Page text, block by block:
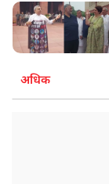
अधिक